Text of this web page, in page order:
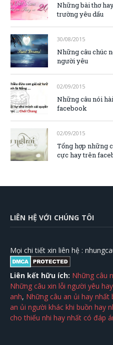
Những bài thơ
trường yêu dấu
30/08/2015
Những câu chúc
người yêu
02/09/2015
Những câu nói
facebook
02/09/2015
Tổng hợp những
cực hay trên
LIÊN HỆ VỚI CHÚNG TÔI
Mọi chi tiết xin liên hệ :
Liên kết hữu ích: Những câu
Những câu xin lỗi người yêu hay
anh, Những câu an ủi hay nhất
an ủi người khác khi buồn hay
cho thiếu nhi hay nhất có đáp